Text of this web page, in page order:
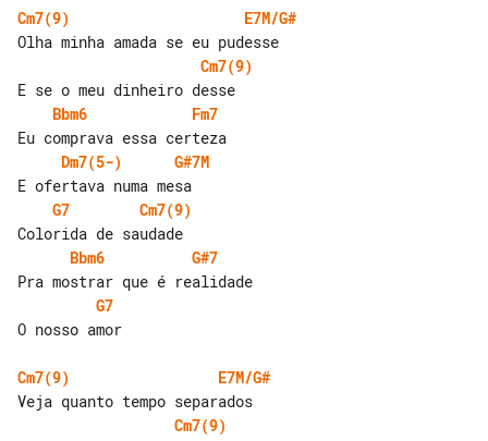
Cm7(9)
E7M/G#
Cm7(9)
Bbm6
Fm7
Dm7(5-)
G#7M
G7
Cm7(9)
Bbm6
G#7
G7
O nosso amor
Cm7(9)
E7M/G#
Cm7(9)